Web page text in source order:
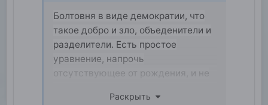
Болтовня в виде демократии, что
такое добро и зло, объеденители и
разделители. Есть простое
уравнение, напрочь
отсутствующее от рождения, и не
зависнет быть или не быть я к
Раскрыть